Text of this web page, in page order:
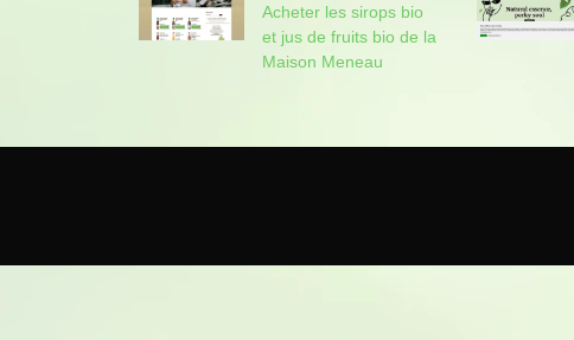
Acheter les sirops bio
et jus de fruits bio de la
Maison Meneau